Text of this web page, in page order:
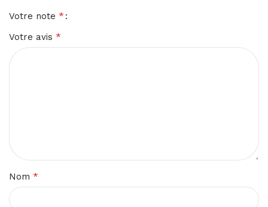
Votre note *
Votre avis *
Nom *